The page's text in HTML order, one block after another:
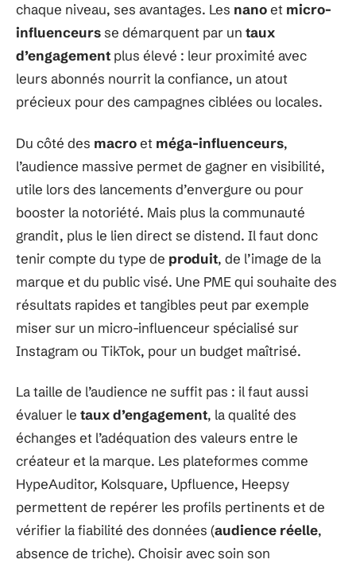
chaque niveau, ses avantages. Les nanoet micro-
influenceursse démarquent par un taux
d’engagement plus élevé : leur proximité avec
leurs abonnés nourrit la confiance, un atout
précieux pour des campagnes ciblées ou locales.
Du côté des macroet méga-influenceurs,
l’audience massive permet de gagner en visibilité,
utile lors des lancements d’envergure ou pour
booster la notoriété. Mais plus la communauté
grandit, plus le lien direct se distend. Il faut donc
tenir compte du type de produit, de l’image de la
marque et du public visé. Une PME qui souhaite des
résultats rapides et tangibles peut par exemple
miser sur un micro-influenceur spécialisé sur
Instagram ou TikTok, pour un budget maîtrisé.
La taille de l’audience ne suffit pas : il faut aussi
évaluer le taux d’engagement, la qualité des
échanges et l’adéquation des valeurs entre le
créateur et la marque. Les plateformes comme
HypeAuditor, Kolsquare, Upfluence, Heepsy
permettent de repérer les profils pertinents et de
vérifier la fiabilité des données (audience réelle,
absence de triche). Choisir avec soin son